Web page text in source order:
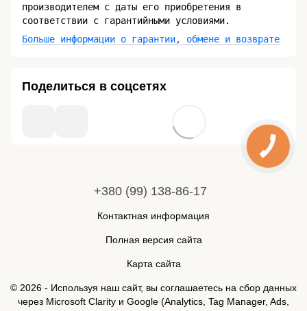
производителем с даты его приобретения в
соответствии с гарантийными условиями.
Больше информации о гарантии, обмене и возврате
Поделиться в соцсетях
+380 (99) 138-86-17
Контактная информация
Полная версия сайта
Карта сайта
© 2026 - Используя наш сайт, вы соглашаетесь на сбор данных
через Microsoft Clarity и Google (Analytics, Tag Manager, Ads,